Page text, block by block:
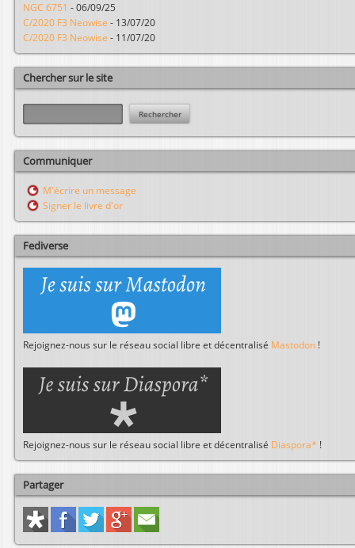
NGC 6751 - 06/09/25
C/2020 F3 Neowise - 13/07/20
C/2020 F3 Neowise - 11/07/20
Chercher sur le site
R
e
c
h
e
h
r
Communiquer
M'écrire un message
Signer le livre d'or
Fediverse
Rejoignez-nous sur le réseau social libre et décentralisé Mastodon !
Rejoignez-nous sur le réseau social libre et décentralisé Diaspora* !
Partager